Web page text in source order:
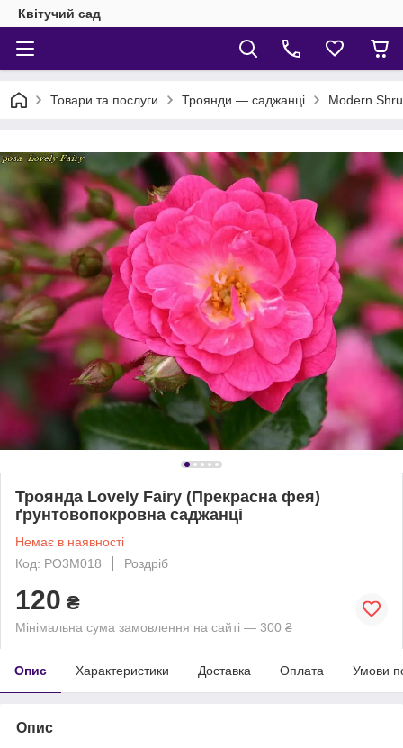
Квітучий сад
Товари та послуги Троянди — саджанці Modern
Троянда Lovely Fairy (Прекрасна фея)
ґрунтовопокровна саджанці
Немає в наявності
Код: РО3М018
Роздріб
120 ₴
Мінімальна сума замовлення на сайті — 300 ₴
Опис Характеристики Доставка Оплата Умови
Опис